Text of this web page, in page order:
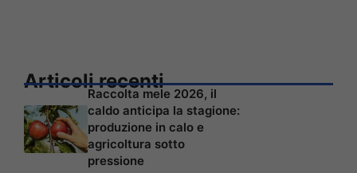
Articoli recenti
Raccolta mele 2026, il
caldo anticipa la stagione:
produzione in calo e
agricoltura sotto
pressione